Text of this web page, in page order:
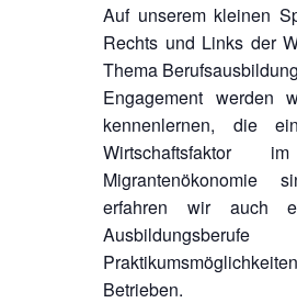
Auf unserem kleinen
Rechts und Links der
Thema
Engagement werden
kennenlernen, die
Wirtschaftsfaktor
Migrantenökonomie
erfahren wir auch
Betrieben.